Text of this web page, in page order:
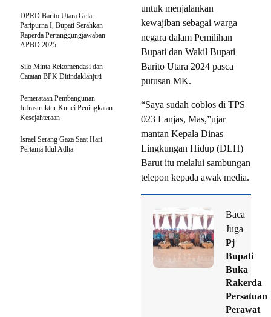
untuk menjalankan
kewajiban sebagai warga
negara dalam Pemilihan
Bupati dan Wakil Bupati
Barito Utara 2024 pasca
putusan MK.
“Saya sudah coblos di TPS
023 Lanjas, Mas,”ujar
mantan Kepala Dinas
Lingkungan Hidup (DLH)
Barut itu melalui sambungan
telepon kepada awak media.
Baca
Juga
Pj
Bupati
Buka
Rakerda
Persatuan
Perawat
DPRD Barito Utara Gelar
Paripurna I, Bupati Serahkan
Raperda Pertanggungjawaban
APBD 2025
Silo Minta Rekomendasi dan
Catatan BPK Ditindaklanjuti
Pemerataan Pembangunan
Infrastruktur Kunci Peningkatan
Kesejahteraan
Israel Serang Gaza Saat Hari
Pertama Idul Adha